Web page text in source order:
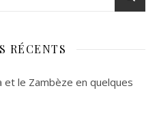
RÉCENTS
et le Zambèze en quelques